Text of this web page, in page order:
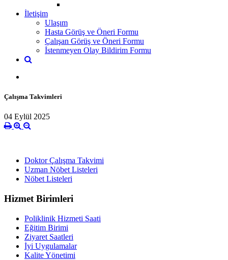
İletişim
Ulaşım
Hasta Görüş ve Öneri Formu
Çalışan Görüş ve Öneri Formu
İstenmeyen Olay Bildirim Formu
Çalışma Takvimleri
04 Eylül 2025
Doktor Çalışma Takvimi
Uzman Nöbet Listeleri
Nöbet Listeleri
Hizmet Birimleri
Poliklinik Hizmeti Saati
Eğitim Birimi
Ziyaret Saatleri
İyi Uygulamalar
Kalite Yönetimi